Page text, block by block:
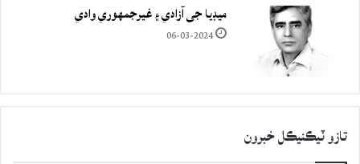
ميڊيا جي آزادي ۽ غيرجمھوري وادي
06-03-2024
تازو ٽيڪنيڪل خبرون